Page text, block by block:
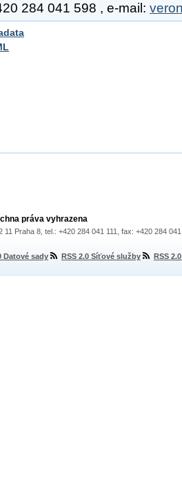
284 041 598 , e-mail:
práva vyhrazena
11 Praha 8, tel.: +420 284 041 111, fax: +420 284
Datové sady RSS 2.0 Síťové služby RSS